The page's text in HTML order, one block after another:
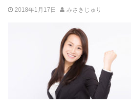
2018年1月17日 みさきじゅり